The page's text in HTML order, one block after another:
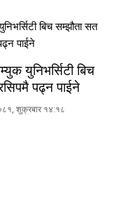
युनिभर्सिटी बिच
पढ्न पाईने
शुक्रबार १४:१८